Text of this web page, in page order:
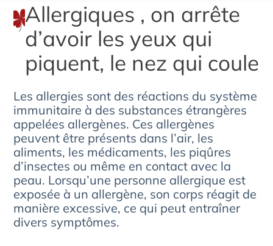
Allergiques , on arrête
d’avoir les yeux qui
piquent, le nez qui coule
Les allergies sont des réactions du système
immunitaire à des substances étrangères
appelées allergènes. Ces allergènes
peuvent être présents dans l’air, les
aliments, les médicaments, les piqûres
d’insectes ou même en contact avec la
peau. Lorsqu’une personne allergique est
exposée à un allergène, son corps réagit de
manière excessive, ce qui peut entraîner
divers symptômes.